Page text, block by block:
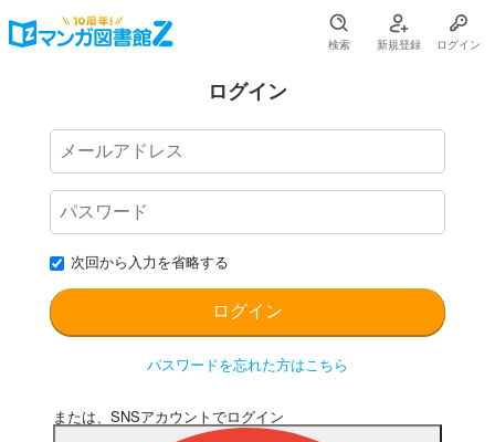
検索 新規登録 ログイン
ログイン
次回から入力を省略する
パスワードを忘れた方はこちら
または、SNSアカウントでログイン